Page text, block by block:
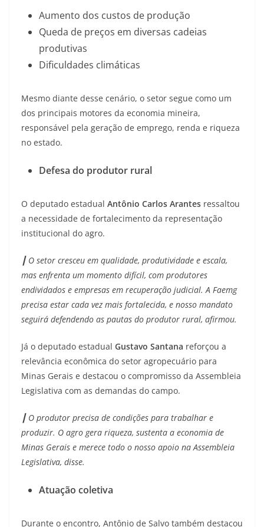
Aumento dos custos de produção
Queda de preços em diversas cadeias
produtivas
Dificuldades climáticas
Mesmo diante desse cenário, o setor segue como um
dos principais motores da economia mineira,
responsável pela geração de emprego, renda e riqueza
no estado.
Defesa do produtor rural
O deputado estadual Antônio Carlos Arantes ressaltou
a necessidade de fortalecimento da representação
institucional do agro.
┃ O setor cresceu em qualidade, produtividade e escala,
mas enfrenta um momento difícil, com produtores
endividados e empresas em recuperação judicial. A Faemg
precisa estar cada vez mais fortalecida, e nosso mandato
seguirá defendendo as pautas do produtor rural, afirmou.
Já o deputado estadual Gustavo Santana reforçou a
relevância econômica do setor agropecuário para
Minas Gerais e destacou o compromisso da Assembleia
Legislativa com as demandas do campo.
┃ O produtor precisa de condições para trabalhar e
produzir. O agro gera riqueza, sustenta a economia de
Minas Gerais e merece todo o nosso apoio na Assembleia
Legislativa, disse.
Atuação coletiva
Durante o encontro, Antônio de Salvo também destacou